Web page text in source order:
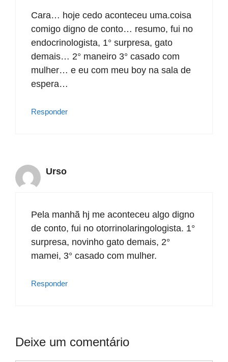
Cara… hoje cedo aconteceu uma.coisa
comigo digno de conto… resumo, fui no
endocrinologista, 1° surpresa, gato
demais… 2° maneiro 3° casado com
mulher… e eu com meu boy na sala de
espera…
Responder
Urso
Pela manhã hj me aconteceu algo digno
de conto, fui no otorrinolaringologista. 1°
surpresa, novinho gato demais, 2°
mamei, 3° casado com mulher.
Responder
Deixe um comentário